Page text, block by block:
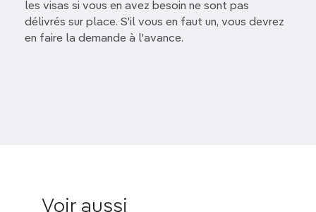
les visas si vous en avez besoin ne sont pas
délivrés sur place. S'il vous en faut un, vous devrez
en faire la demande à l'avance.
Voir aussi